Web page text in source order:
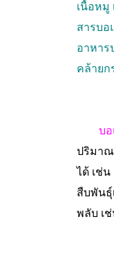
เนื้อหมู
สารบอ
อาหาร
คล้ายก
บ
ปริมาณ
ได้ เช่
สืบพันธุ์
พลับ เ